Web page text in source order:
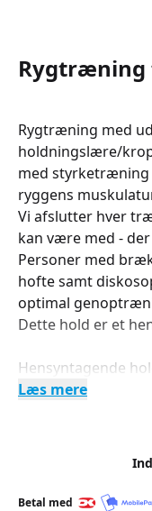
Rygtræning
Rygtræning med
holdningslære/
med
ryggens
Vi afslutter hver
kan være med -
Personer med
hofte samt
optimal
Dette hold er et
Hensyntagende
Læs mere
Betal med